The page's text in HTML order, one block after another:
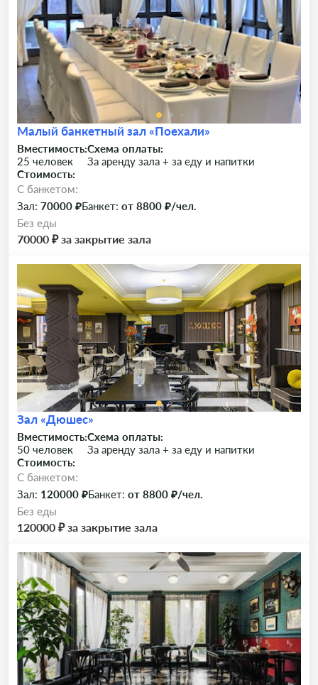
Малый банкетный зал «Поехали»
Вместимость:
25 человек
Схема оплаты:
За аренду зала + за еду и напитки
Стоимость:
C банкетом:
Зал: 70000 ₽Банкет: от 8800 ₽/чел.
Без еды
70000 ₽ за закрытие зала
Зал «Дюшес»
Вместимость:
50 человек
Схема оплаты:
За аренду зала + за еду и напитки
Стоимость:
C банкетом:
Зал: 120000 ₽Банкет: от 8800 ₽/чел.
Без еды
120000 ₽ за закрытие зала